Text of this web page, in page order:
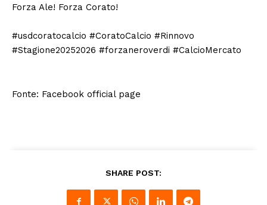
Forza Ale! Forza Corato!
#usdcoratocalcio #CoratoCalcio #Rinnovo
#Stagione20252026 #forzaneroverdi #CalcioMercato
Fonte: Facebook official page
SHARE POST: